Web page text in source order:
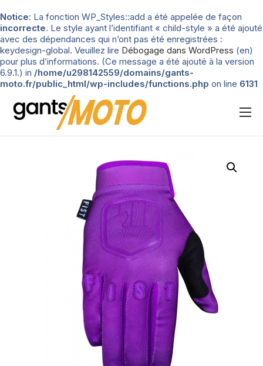
Notice: La fonction WP_Styles::add a été appelée de façon
incorrecte. Le style ayant l’identifiant « child-style » a été ajouté
avec des dépendances qui n’ont pas été enregistrées :
keydesign-global. Veuillez lire Débogage dans WordPress (en)
pour plus d’informations. (Ce message a été ajouté à la version
6.9.1.) in /home/u298142559/domains/gants-
moto.fr/public_html/wp-includes/functions.php on line 6131
Nos tests
Guide d’achat